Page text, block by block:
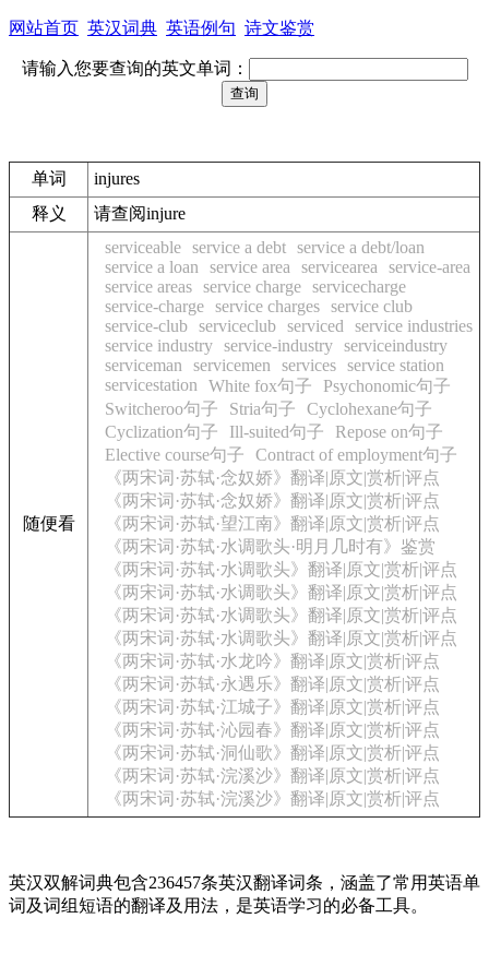
网站首页 英汉词典 英语例句 诗文鉴赏
请输入您要查询的英文单词：
单词
injures
释义
请查阅injure
随便看
serviceable service a debt service a debt/loan
service a loan
service area servicearea
service-area
service areas service charge servicecharge
service-charge service charges service club
service-club serviceclub serviced
service industries
service industry service-industry serviceindustry
serviceman
servicemen services service station
servicestation
White fox句子
Psychonomic句子
Switcheroo句子
Stria句子
Cyclohexane句子
Cyclization句子
Ill-suited句子
Repose on句子
Elective course句子
Contract of employment句子
《两宋词·苏轼·念奴娇》翻译|原文|赏析|评点
《两宋词·苏轼·念奴娇》翻译|原文|赏析|评点
《两宋词·苏轼·望江南》翻译|原文|赏析|评点
《两宋词·苏轼·水调歌头·明月几时有》鉴赏
《两宋词·苏轼·水调歌头》翻译|原文|赏析|评点
《两宋词·苏轼·水调歌头》翻译|原文|赏析|评点
《两宋词·苏轼·水调歌头》翻译|原文|赏析|评点
《两宋词·苏轼·水调歌头》翻译|原文|赏析|评点
《两宋词·苏轼·水龙吟》翻译|原文|赏析|评点
《两宋词·苏轼·永遇乐》翻译|原文|赏析|评点
《两宋词·苏轼·江城子》翻译|原文|赏析|评点
《两宋词·苏轼·沁园春》翻译|原文|赏析|评点
《两宋词·苏轼·洞仙歌》翻译|原文|赏析|评点
《两宋词·苏轼·浣溪沙》翻译|原文|赏析|评点
《两宋词·苏轼·浣溪沙》翻译|原文|赏析|评点
英汉双解词典包含236457条英汉翻译词条，涵盖了常用英语单
词及词组短语的翻译及用法，是英语学习的必备工具。